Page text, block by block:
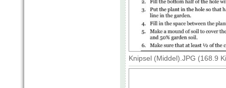
Knipsel (Middel).JPG (168.9